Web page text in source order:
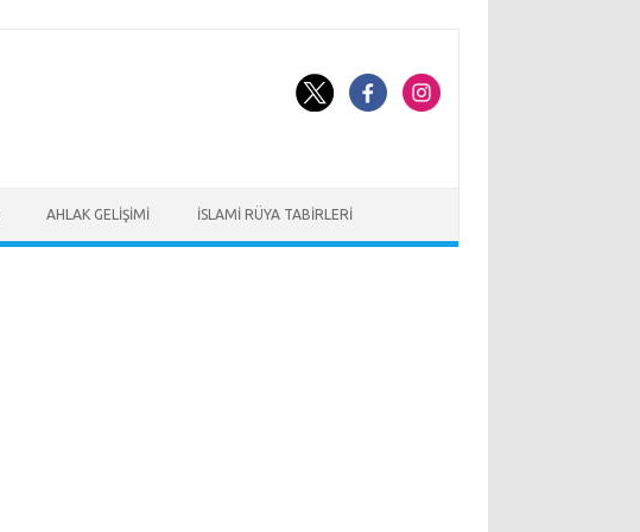
AHLAK GELIŞIMI İSLAMI RÜYA TABIRLERI